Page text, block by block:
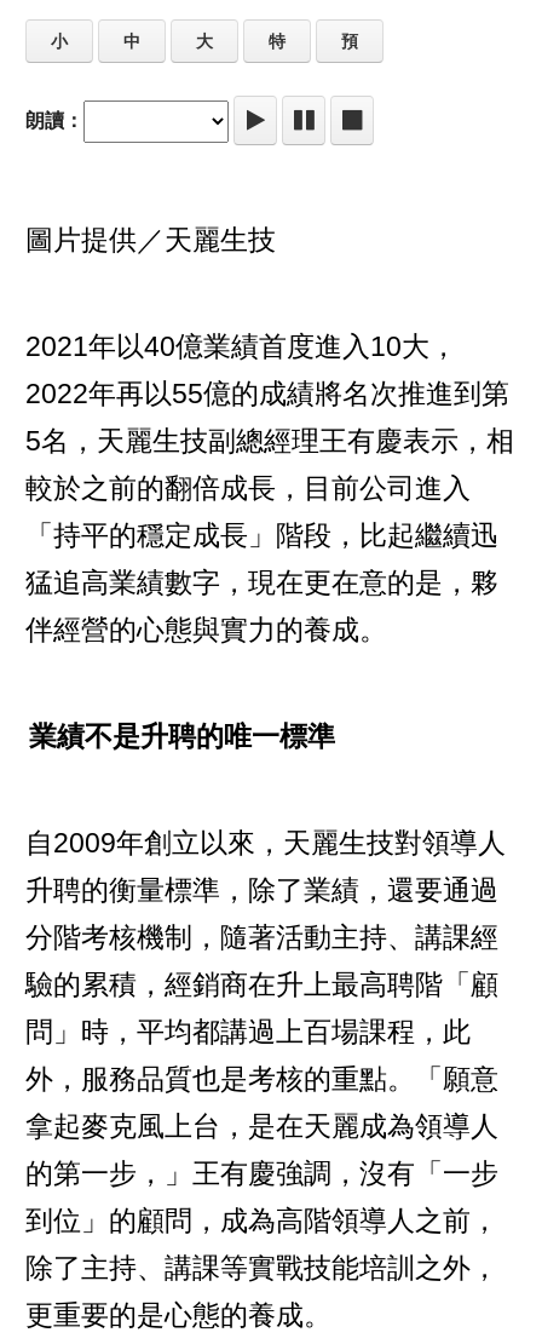
小 中 大 特 預
朗讀：
圖片提供／天麗生技
2021年以40億業績首度進入10大，
2022年再以55億的成績將名次推進到第
5名，天麗生技副總經理王有慶表示，相
較於之前的翻倍成長，目前公司進入
「持平的穩定成長」階段，比起繼續迅
猛追高業績數字，現在更在意的是，夥
伴經營的心態與實力的養成。
業績不是升聘的唯一標準
自2009年創立以來，天麗生技對領導人
升聘的衡量標準，除了業績，還要通過
分階考核機制，隨著活動主持、講課經
驗的累積，經銷商在升上最高聘階「顧
問」時，平均都講過上百場課程，此
外，服務品質也是考核的重點。「願意
拿起麥克風上台，是在天麗成為領導人
的第一步，」王有慶強調，沒有「一步
到位」的顧問，成為高階領導人之前，
除了主持、講課等實戰技能培訓之外，
更重要的是心態的養成。